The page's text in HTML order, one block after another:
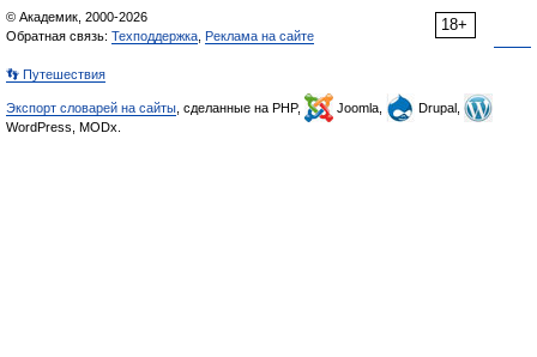
18+
© Академик, 2000-2026
Обратная связь: Техподдержка Реклама на сайте
👣 Путешествия
Экспорт словарей на сайты , сделанные на PHP, Joomla,
Drupal,
WordPress, MODx.